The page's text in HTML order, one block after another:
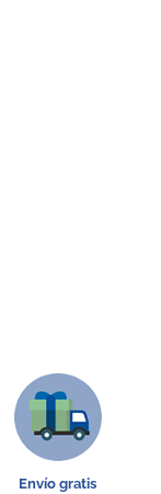
Envío gratis